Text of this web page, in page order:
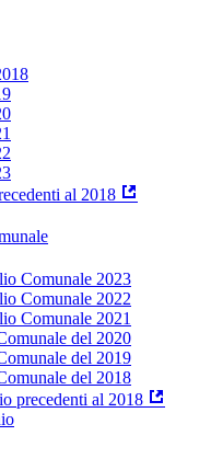
al 2018
Comunale 2023
Comunale 2022
Comunale 2021
del 2020
del 2019
del 2018
precedenti al 2018